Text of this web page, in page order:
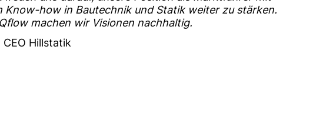
Know-how in Bautechnik und Statik weiter zu stärken.
machen wir Visionen nachhaltig.
Hillstatik